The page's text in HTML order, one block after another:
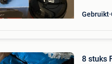
Gebruikt
8 stuks